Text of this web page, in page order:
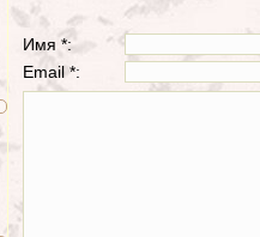
Имя *:
Email *: